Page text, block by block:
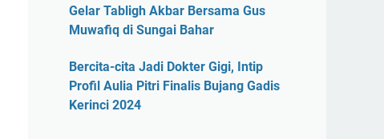
Gelar Tabligh Akbar Bersama Gus
Muwafiq di Sungai Bahar
Bercita-cita Jadi Dokter Gigi, Intip
Profil Aulia Pitri Finalis Bujang Gadis
Kerinci 2024